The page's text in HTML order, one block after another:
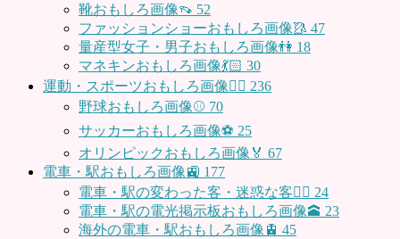
靴おもしろ画像👡 52
ファッションショーおもしろ画像🥻 47
量産型女子・男子おもしろ画像👫 18
マネキンおもしろ画像💃🏻 30
運動・スポーツおもしろ画像🏃‍♂️ 236
野球おもしろ画像⚾ 70
サッカーおもしろ画像⚽️ 25
オリンピックおもしろ画像🏅 67
電車・駅おもしろ画像🚉 177
電車・駅の変わった客・迷惑な客🤦‍♀️ 24
電車・駅の電光掲示板おもしろ画像🕋 23
海外の電車・駅おもしろ画像🚊 45